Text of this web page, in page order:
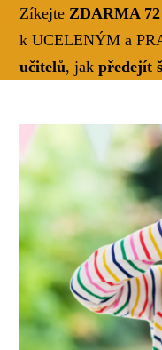
ZíkejteZDARMA
k UCELENÝM a
učitelů, jak předejít